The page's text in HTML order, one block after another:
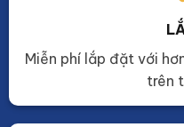
Miễn phí lắp đặt với
trên